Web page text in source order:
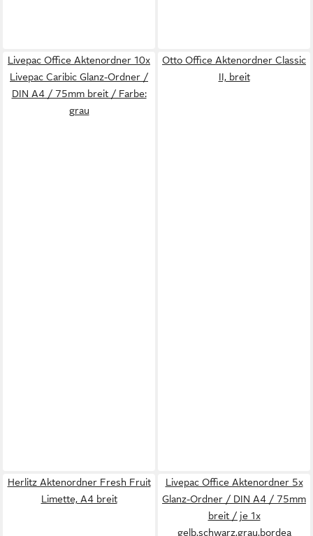
Livepac Office Aktenordner 10x
Livepac Caribic Glanz-Ordner /
DIN A4 / 75mm breit / Farbe:
grau
Otto Office Aktenordner Classic
II, breit
Herlitz Aktenordner Fresh Fruit
Limette, A4 breit
Livepac Office Aktenordner 5x
Glanz-Ordner / DIN A4 / 75mm
breit / je 1x
gelb,schwarz,grau,bordea